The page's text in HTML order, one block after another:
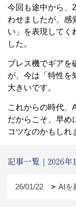
今回も途中から、
わせましたが、感
い」を表現してく
した。
プレス機でギアを
が、今は「特性を
大きいです。
これからの時代、
だからこそ、早め
コツなのかもしれ
記事一覧｜2026年
26/01/22 AIを